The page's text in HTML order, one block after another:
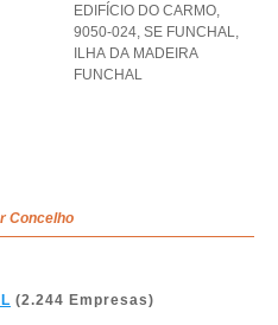
EDIFÍCIO DO CARMO,
9050-024, SE FUNCHAL,
ILHA DA MADEIRA
FUNCHAL
Concelho
(2.244 Empresas)